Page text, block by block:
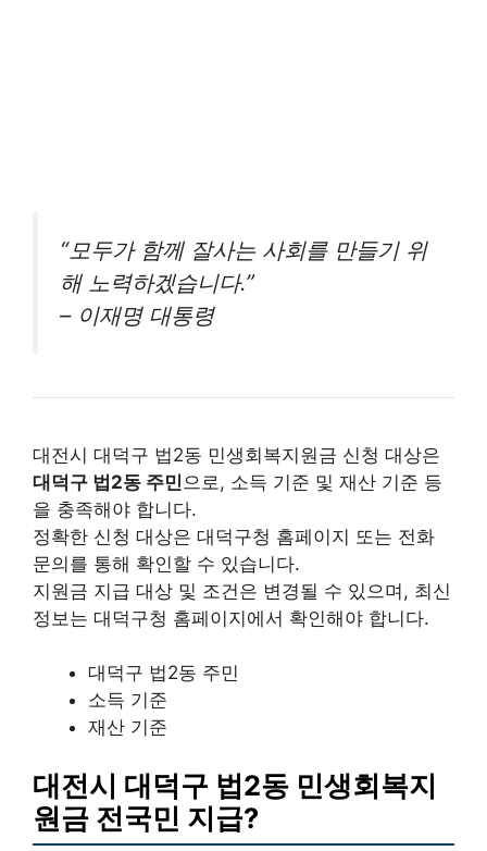
“모두가 함께 잘사는 사회를 만들기 위
해 노력하겠습니다.”
– 이재명 대통령
대전시 대덕구 법2동 민생회복지원금 신청 대상은
대덕구 법2동 주민 으로, 소득 기준 및 재산 기준 등
을 충족해야 합니다.
정확한 신청 대상은 대덕구청 홈페이지 또는 전화
문의를 통해 확인할 수 있습니다.
지원금 지급 대상 및 조건은 변경될 수 있으며, 최신
정보는 대덕구청 홈페이지에서 확인해야 합니다.
대덕구 법2동 주민
소득 기준
재산 기준
대전시 대덕구 법2동 민생회복지
원금 전국민 지급?